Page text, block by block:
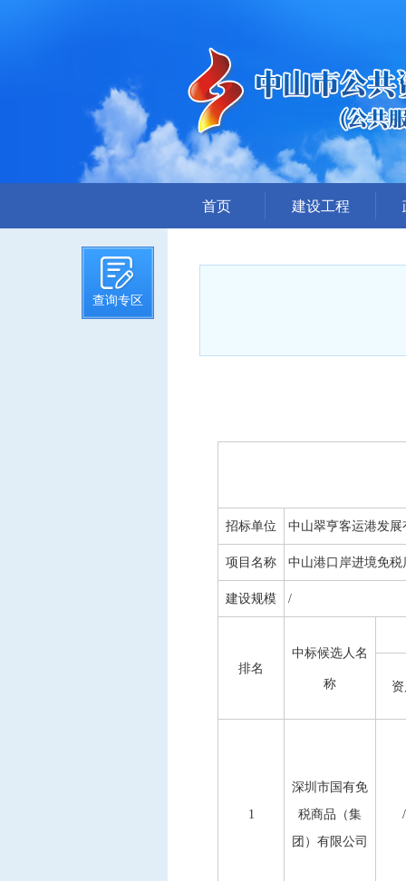
查询专区
首页 建设工程
招标文件提前公示
评标结果公示
招标单位 中山翠亨客运港发展
项目名称 中山港口岸进境免
建设规模 /
排名
中标候选人名
称
1
深圳市国有免
税商品（集
团）有限公司
/